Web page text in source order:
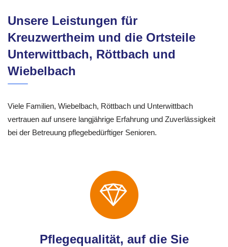
Unsere Leistungen für
Kreuzwertheim und die Ortsteile
Unterwittbach, Röttbach und
Wiebelbach
Viele Familien, Wiebelbach, Röttbach und Unterwittbach
vertrauen auf unsere langjährige Erfahrung und Zuverlässigkeit
bei der Betreuung pflegebedürftiger Senioren.
Pflegequalität, auf die Sie